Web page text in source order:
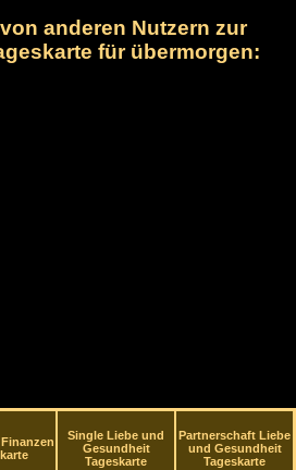
anderen Nutzern zur
für übermorgen:
Single Liebe und
Gesundheit
Tageskarte
Partnerschaft Liebe
und Gesundheit
Tageskarte